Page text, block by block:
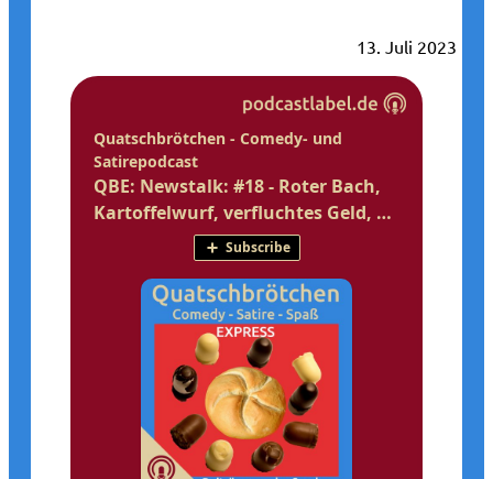
13. Juli 2023